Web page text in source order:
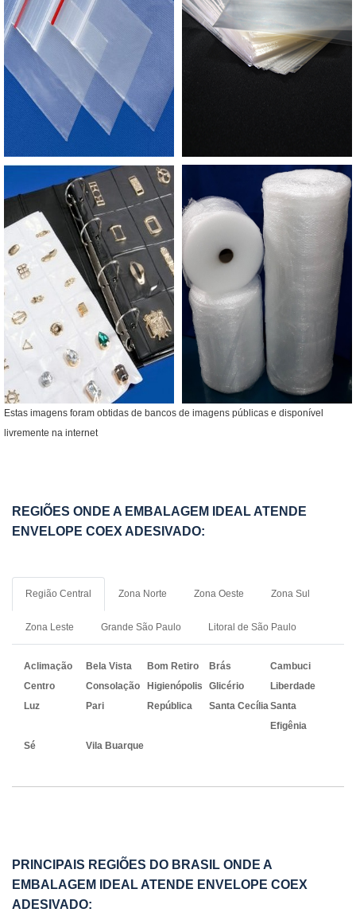
Estas imagens foram obtidas de bancos de imagens públicas e disponível
livremente na internet
REGIÕES ONDE A EMBALAGEM IDEAL ATENDE
ENVELOPE COEX ADESIVADO:
Região Central Zona Norte Zona Oeste Zona Sul
Zona Leste Grande São Paulo Litoral de São Paulo
Aclimação Bela Vista Bom Retiro Brás
Cambuci
Centro
Consolação Higienópolis Glicério
Liberdade
Luz
Pari República Santa Cecília Santa
Efigênia
Sé
Vila Buarque
PRINCIPAIS REGIÕES DO BRASIL ONDE A
EMBALAGEM IDEAL ATENDE ENVELOPE COEX
ADESIVADO: